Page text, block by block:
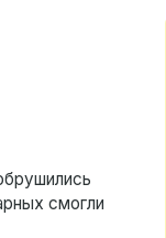
смогли